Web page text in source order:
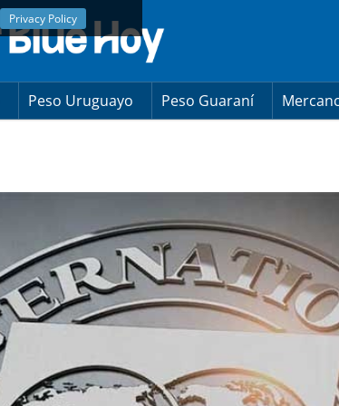
Peso Uruguayo Peso Guaraní
Privacy Policy